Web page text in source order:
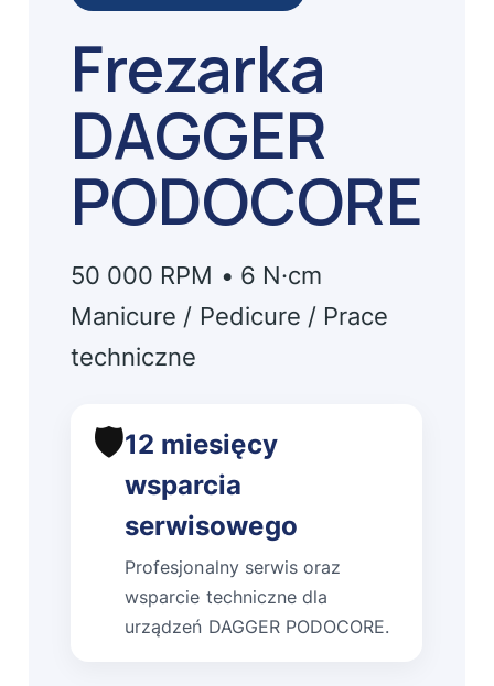
Frezarka
DAGGER
PODOCORE
50 000 RPM • 6 N·cm
Manicure / Pedicure / Prace
techniczne
🛡️12 miesięcy
wsparcia
serwisowego
Profesjonalny serwis oraz
wsparcie techniczne dla
urządzeń DAGGER PODOCORE.